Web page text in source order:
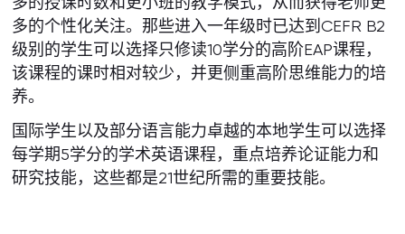
多的个性化关注。那些进入一年级时已达到CEFR B2
级别的学生可以选择只修读10学分的高阶EAP课程，
该课程的课时相对较少，并更侧重高阶思维能力的培
养。
国际学生以及部分语言能力卓越的本地学生可以选择
每学期5学分的学术英语课程，重点培养论证能力和
研究技能，这些都是21世纪所需的重要技能。